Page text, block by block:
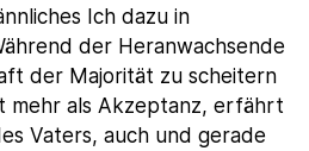
Ich dazu in
der Heranwachsende
der Majorität zu scheitern
als Akzeptanz, erfährt
Vaters, auch und gerade